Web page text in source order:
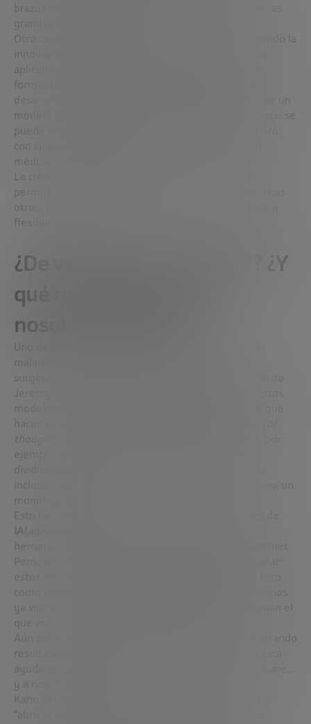
brazos de diferentes fabricantes, superando una de las
grandes barreras del sector.
Otro campo donde estos modelos están transformando la
aplicando modelos fundacionales a la predicción de
formas de proteínas, interacciones moleculares y
desarrollo de fármacos. Antes se necesitaba entrenar un
modelo por cada subtarea; ahora, con un solo sistema, se
puede anticipar cómo cualquier molécula interactuará
con cualquier proteína, acelerando la investigación
médica de forma radical.
permiten aplicar lo aprendido en un contexto a muchos
otros, abriendo una nueva etapa de progreso rápido y
flexible en la IA.
¿De verdad la IA “razona”? ¿Y
qué nos enseña sobre
nosotros mismos?
Uno de los avances más fascinantes -y también más
malinterpretados- en inteligencia artificial es el
surgimiento de los llamados
Jeremy Kahn aclara que, aunque se les llama así, estos
modelos no piensan como lo haría una persona. Lo que
hacen es seguir una cadena de pensamiento (
thought
ejemplo, planificar tareas o resolver problemas
dividiendo acciones en subtareas. Algunos modelos
monólogo interno.
Esto ha sido clave para el desarrollo de los
IA
herramientas y realizar acciones autónomas en internet.
Pero, advierte Kahn, no deberíamos dejarnos engañar:
estos modelos no aplican principios lógicos desde cero
como haría un ser humano. Más bien, exploran caminos
ya vistos en sus datos de entrenamiento y seleccionan el
que más se parece al problema planteado.
Aún así, esta simulación de razonamiento está generando
resultados sorprendentes. Y no solo eso: también está
ayudando a los científicos a entender mejor el lenguaje…
y a nosotros mismos.
Kahn explica que investigadores están empezando a
“abrir la caja negra” de los modelos, mapeando qué